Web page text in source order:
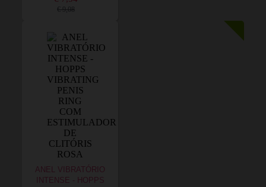
€ 9,08
ANEL VIBRATÓRIO
INTENSE - HOPPS